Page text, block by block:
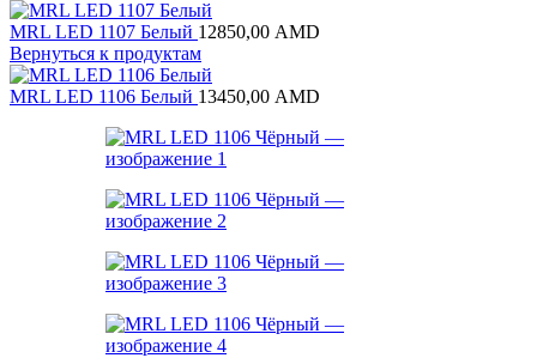
MRL LED 1107 Белый 12850,00 AMD
Вернуться к продуктам
MRL LED 1106 Белый 13450,00 AMD